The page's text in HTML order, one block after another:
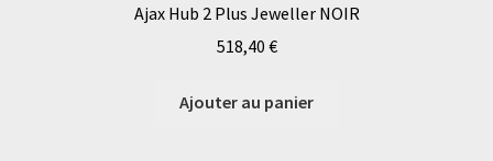
Ajax Hub 2 Plus Jeweller NOIR
518,40 €
Ajouter au panier